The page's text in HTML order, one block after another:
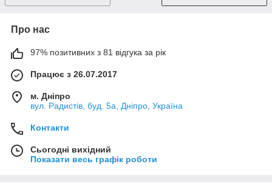
Про нас
97% позитивних з 81 відгука за рік
Працює з 26.07.2017
м. Дніпро
вул. Радистів, буд. 5а, Дніпро, Україна
Контакти
Сьогодні вихідний
Показати весь графік роботи